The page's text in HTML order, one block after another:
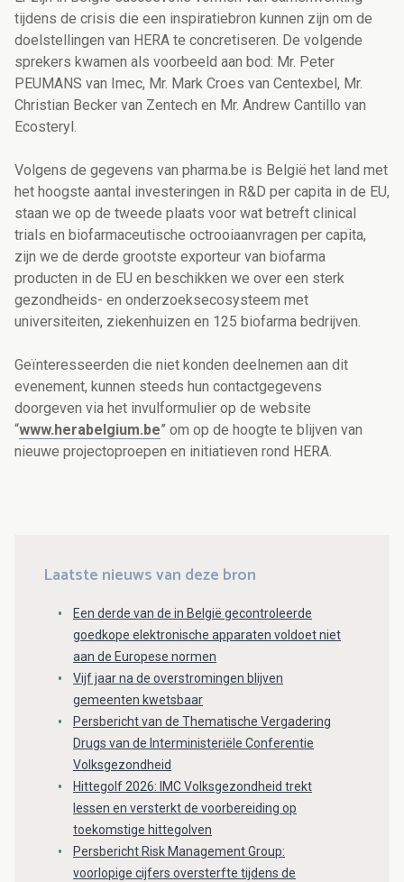
tijdens de crisis die een inspiratiebron kunnen zijn om de
doelstellingen van HERA te concretiseren. De volgende
sprekers kwamen als voorbeeld aan bod: Mr. Peter
PEUMANS van Imec, Mr. Mark Croes van Centexbel, Mr.
Christian Becker van Zentech en Mr. Andrew Cantillo van
Ecosteryl.
Volgens de gegevens van pharma.be is België het land met
het hoogste aantal investeringen in R&D per capita in de EU,
staan we op de tweede plaats voor wat betreft clinical
trials en biofarmaceutische octrooiaanvragen per capita,
zijn we de derde grootste exporteur van biofarma
producten in de EU en beschikken we over een sterk
gezondheids- en onderzoeksecosysteem met
universiteiten, ziekenhuizen en 125 biofarma bedrijven.
Geïnteresseerden die niet konden deelnemen aan dit
evenement, kunnen steeds hun contactgegevens
doorgeven via het invulformulier op de website
“www.herabelgium.be” om op de hoogte te blijven van
nieuwe projectoproepen en initiatieven rond HERA.
Laatste nieuws van deze bron
Een derde van de in België gecontroleerde
goedkope elektronische apparaten voldoet niet
aan de Europese normen
Vijf jaar na de overstromingen blijven
gemeenten kwetsbaar
Persbericht van de Thematische Vergadering
Drugs van de Interministeriële Conferentie
Volksgezondheid
Hittegolf 2026: IMC Volksgezondheid trekt
lessen en versterkt de voorbereiding op
toekomstige hittegolven
Persbericht Risk Management Group:
voorlopige cijfers oversterfte tijdens de